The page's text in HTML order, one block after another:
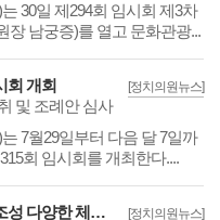
30일 제294회 임시회 제3차
장 남궁증)를 열고 문화관광...
[정치의원뉴스]
회 개회
및 조례안 심사
7월29일부터 다음 달 7일까
회 임시회를 개최한다....
[정치의원뉴스]
“용연동굴 관광 명소화 조성 다양한 체험 기회 제공을”